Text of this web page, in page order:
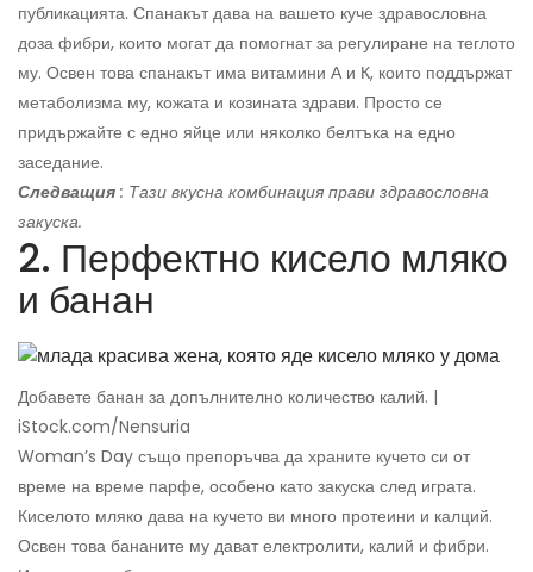
публикацията. Спанакът дава на вашето куче здравословна
доза фибри, които могат да помогнат за регулиране на теглото
му. Освен това спанакът има витамини А и К, които поддържат
метаболизма му, кожата и козината здрави. Просто се
придържайте с едно яйце или няколко белтъка на едно
заседание.
Следващия : Тази вкусна комбинация прави здравословна
закуска.
2. Перфектно кисело мляко
и банан
Добавете банан за допълнително количество калий. |
iStock.com/Nensuria
Woman’s Day също препоръчва да храните кучето си от
време на време парфе, особено като закуска след играта.
Киселото мляко дава на кучето ви много протеини и калций.
Освен това бананите му дават електролити, калий и фибри.